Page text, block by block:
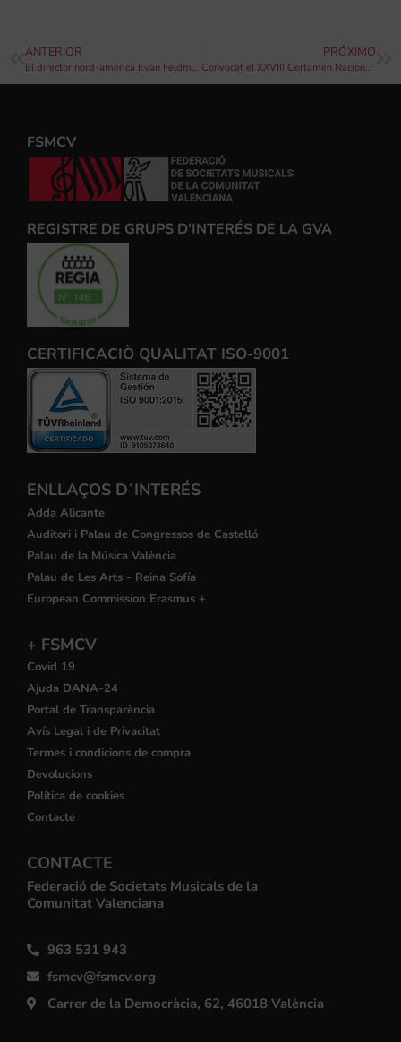
ANTERIOR
El director nord-americà Evan Feldman ofereix un concert al capdavant de la València Youth Wind Ensemble en el marc del Pre-Certamen Internacional de Bandes de Música de València
PRÓXIMO
Convocat el XXVIII Certamen Nacional de Bandes de Música “Ciudad de Murcia”
FSMCV
REGISTRE DE GRUPS D'INTERÉS DE LA GVA
CERTIFICACIÒ QUALITAT ISO-9001
ENLLAÇOS D´INTERÉS
Adda Alicante
Auditori i Palau de Congressos de Castelló
Palau de la Música València
Palau de Les Arts - Reina Sofía
European Commission Erasmus +
+ FSMCV
Covid 19
Ajuda DANA-24
Portal de Transparència
Avís Legal i de Privacitat
Termes i condicions de compra
Devolucions
Política de cookies
Contacte
CONTACTE
Federació de Societats Musicals de la
Comunitat Valenciana
963 531 943
fsmcv@fsmcv.org
Carrer de la Democràcia, 62, 46018 València